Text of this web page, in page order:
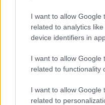
I want to allow Google
related to analytics
device identifiers in
I want to allow Google
related to functionality
I want to allow Google
related to